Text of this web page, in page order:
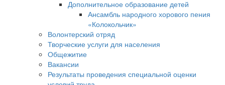
Дополнительное образование детей
Ансамбль народного хорового пения
«Колокольчик»
Волонтерский отряд
Творческие услуги для населения
Общежитие
Вакансии
Результаты проведения специальной оценки